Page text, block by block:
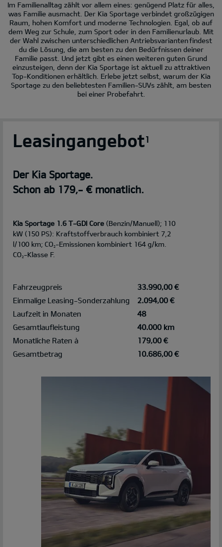
Im Familienalltag zählt vor allem eines: genügend Platz für alles,
was Familie ausmacht. Der Kia Sportage verbindet großzügigen
Raum, hohen Komfort und moderne Technologien. Egal, ob auf
dem Weg zur Schule, zum Sport oder in den Familienurlaub. Mit
der Wahl zwischen unterschiedlichen Antriebsvarianten findest
du die Lösung, die am besten zu den Bedürfnissen deiner
Familie passt. Und jetzt gibt es einen weiteren guten Grund
einzusteigen, denn der Kia Sportage ist aktuell zu attraktiven
Top-Konditionen erhältlich. Erlebe jetzt selbst, warum der Kia
Sportage zu den beliebtesten Familien-SUVs zählt, am besten
bei einer Probefahrt.
Leasingangebot1
Der Kia Sportage.
Schon ab 179,- € monatlich.
Kia Sportage 1.6 T-GDI Core (Benzin/Manuell); 110
kW (150 PS): Kraftstoffverbrauch kombiniert 7,2
l/100 km; CO2-Emissionen kombiniert 164 g/km.
CO2-Klasse F.
Fahrzeugpreis
33.990,00 €
Einmalige Leasing-Sonderzahlung
2.094,00 €
Laufzeit in Monaten
48
Gesamtlaufleistung
40.000 km
Monatliche Raten à
179,00 €
Gesamtbetrag
10.686,00 €